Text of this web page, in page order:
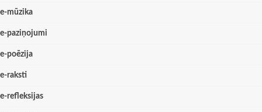
e-mūzika
e-paziņojumi
e-poēzija
e-raksti
e-refleksijas